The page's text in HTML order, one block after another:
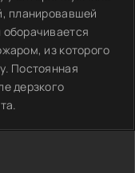
планировавшей
из которого
Постоянная
дерзкого